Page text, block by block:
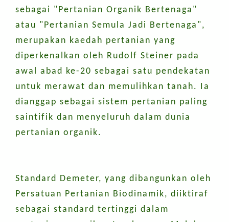
sebagai "Pertanian Organik Bertenaga"
atau "Pertanian Semula Jadi Bertenaga",
merupakan kaedah pertanian yang
diperkenalkan oleh Rudolf Steiner pada
awal abad ke-20 sebagai satu pendekatan
untuk merawat dan memulihkan tanah. Ia
dianggap sebagai sistem pertanian paling
saintifik dan menyeluruh dalam dunia
pertanian organik.
Standard Demeter, yang dibangunkan oleh
Persatuan Pertanian Biodinamik, diiktiraf
sebagai standard tertinggi dalam